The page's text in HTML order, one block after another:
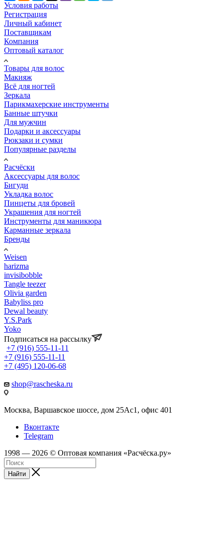
Условия работы
Регистрация
Личный кабинет
Поставщикам
Компания
Оптовый каталог
Товары для волос
Макияж
Всё для ногтей
Зеркала
Парикмахерские инструменты
Банные штучки
Для мужчин
Подарки и аксессуары
Рюкзаки и сумки
Популярные разделы
Расчёски
Аксессуары для волос
Бигуди
Укладка волос
Пинцеты для бровей
Украшения для ногтей
Инструменты для маникюра
Карманные зеркала
Бренды
Weisen
harizma
invisibobble
Tangle teezer
Olivia garden
Babyliss pro
Dewal beauty
Y.S.Park
Yoko
Подписаться на рассылку
+7 (916) 555-11-11
+7 (916) 555-11-11
+7 (495) 120-06-68
shop@rascheska.ru
Москва, Варшавское шоссе, дом 25Аc1, офис 401
Вконтакте
Telegram
1998 — 2026 © Оптовая компания «Расчёска.ру»
Найти